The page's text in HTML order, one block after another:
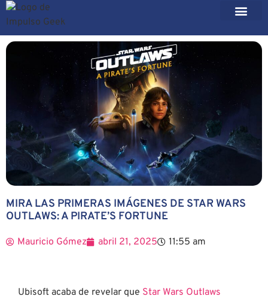
MIRA LAS PRIMERAS IMÁGENES DE STAR WARS
OUTLAWS: A PIRATE’S FORTUNE
Mauricio Gómez abril 21, 2025 11:55 am
Ubisoft acaba de revelar que Star Wars Outlaws